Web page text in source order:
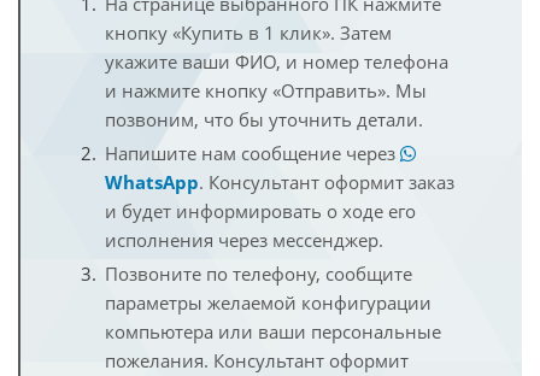
кнопку «Купить в 1 клик». Затем
укажите ваши ФИО, и номер телефона
и нажмите кнопку «Отправить». Мы
позвоним, что бы уточнить детали.
Напишите нам сообщение через
WhatsApp. Консультант оформит заказ
и будет информировать о ходе его
исполнения через мессенджер.
Позвоните по телефону, сообщите
параметры желаемой конфигурации
компьютера или ваши персональные
пожелания. Консультант оформит